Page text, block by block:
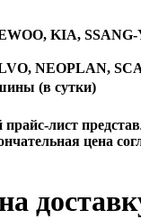
KIA, SSANG-
NEOPLAN,
(в сутки)
лист
цена